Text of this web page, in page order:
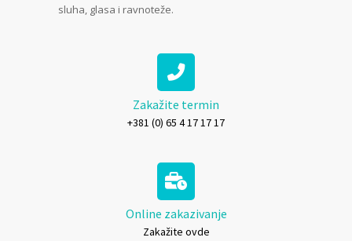
sluha, glasa i ravnoteže.
Zakažite termin
+381 (0) 65 4 17 17 17
Online zakazivanje
Zakažite ovde